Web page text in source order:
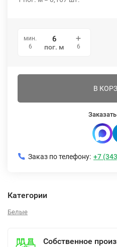
мин.
6
пог. м 6
В
Заказ по телефону: +7
Категории
Белые
Собственное